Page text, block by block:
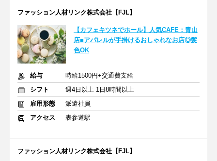
ファッション人材リンク株式会社【FJL】
【カフェキツネでホール】人気CAFE：青山
店■アパレルが手掛けるおしゃれなお店◎髪
色OK
給与
時給1500円+交通費支給
シフト
週4日以上 1日8時間以上
雇用形態
派遣社員
アクセス
表参道駅
ファッション人材リンク株式会社【FJL】